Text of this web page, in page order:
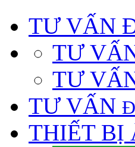
TƯ VẤN
TƯ
TƯ
TƯ VẤN
THIẾT BỊ